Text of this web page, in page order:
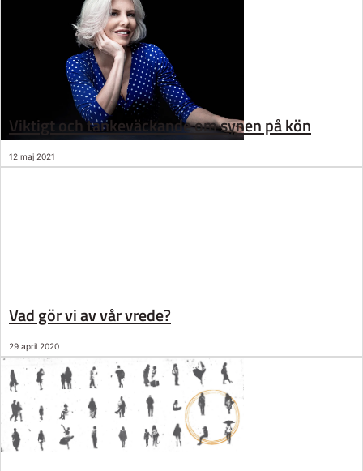
Viktigt och tankeväckande om synen på kön
12 maj 2021
Vad gör vi av vår vrede?
29 april 2020